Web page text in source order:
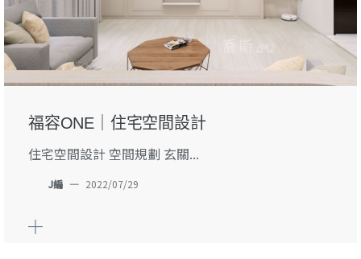
福容ONE｜住宅空間設計
住宅空間設計 空間規劃 玄關...
J編 — 2022/07/29